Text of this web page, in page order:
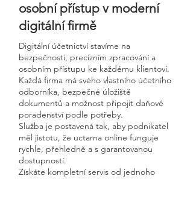
osobní přístup v moderní
digitální firmě
Digitální účetnictví stavíme na
bezpečnosti, precizním zpracování a
osobním přístupu ke každému klientovi.
Každá firma má svého vlastního účetního
odborníka, bezpečné úložiště
dokumentů a možnost připojit daňové
poradenství podle potřeby.
Služba je postavená tak, aby podnikatel
měl jistotu, že uctarna online funguje
rychle, přehledně a s garantovanou
dostupností.
Získáte kompletní servis od jednoho